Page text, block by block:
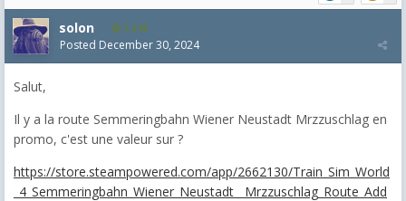
solon 1,548
Posted December 30, 2024
Salut,
Il y a la route Semmeringbahn Wiener Neustadt Mrzzuschlag en
promo, c'est une valeur sur ?
https://store.steampowered.com/app/2662130/Train_Sim_World
_4_Semmeringbahn_Wiener_Neustadt__Mrzzuschlag_Route_Add